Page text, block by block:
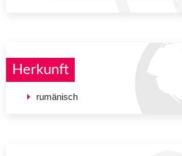
Herkunft
rumänisch